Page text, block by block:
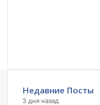
Недавние Посты
3 дня назад